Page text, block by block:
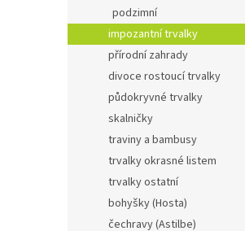
e
l
podzimní
impozantní trvalky
přírodní zahrady
divoce rostoucí trvalky
půdokryvné trvalky
skalničky
traviny a bambusy
trvalky okrasné listem
trvalky ostatní
bohyšky (Hosta)
čechravy (Astilbe)